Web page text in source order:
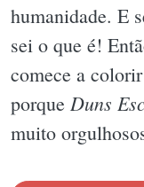
humanidade. E
sei o que é!
comece a
porque Duns
muito